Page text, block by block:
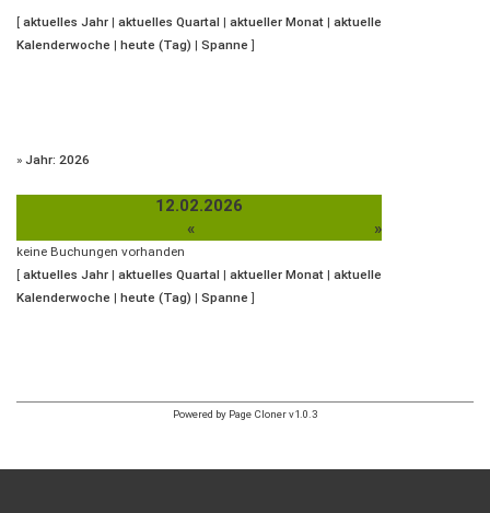
[ aktuelles Jahr | aktuelles Quartal | aktueller Monat | aktuelle
Kalenderwoche | heute (Tag) | Spanne ]
» Jahr: 2026
12.02.2026
«
»
keine Buchungen vorhanden
[ aktuelles Jahr | aktuelles Quartal | aktueller Monat | aktuelle
Kalenderwoche | heute (Tag) | Spanne ]
Powered by Page Cloner v1.0.3